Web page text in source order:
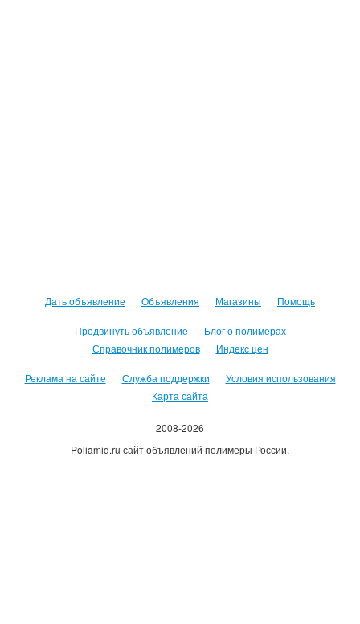
Дать объявление Объявления Магазины Помощь
Продвинуть объявление
Блог о полимерах
Справочник полимеров
Индекс цен
Реклама на сайте Служба поддержки
Условия использования
Карта сайта
2008-2026
Poliamid.ru сайт объявлений полимеры России.